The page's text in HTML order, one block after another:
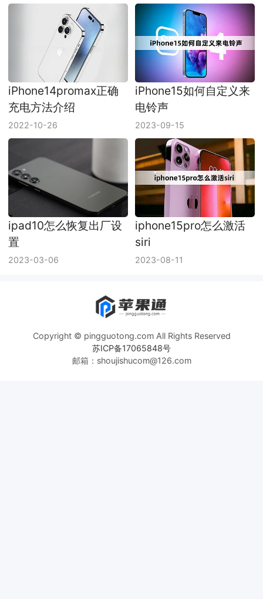
iPhone14promax正确
充电方法介绍
2022-10-26
iPhone15如何自定义来
电铃声
2023-09-15
ipad10怎么恢复出厂设
置
2023-03-06
iphone15pro怎么激活
siri
2023-08-11
Copyright © pingguotong.com All Rights Reserved
苏ICP备17065848号
邮箱：shoujishucom@126.com